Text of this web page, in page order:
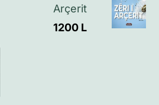
Arçerit
1200 L